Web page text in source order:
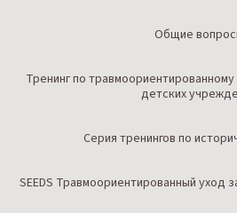
Общие
Тренинг по
детских
Серия тренингов по
SEEDS Травмоориентированный уход